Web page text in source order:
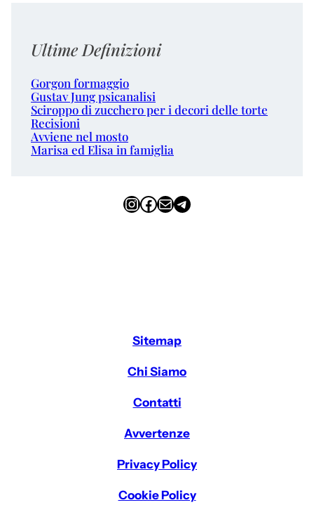
Ultime Definizioni
Gorgon formaggio
Gustav Jung psicanalisi
Sciroppo di zucchero per i decori delle torte
Recisioni
Avviene nel mosto
Marisa ed Elisa in famiglia
InstagramFacebook Email Telegram
Sitemap
Chi Siamo
Contatti
Avvertenze
Privacy Policy
Cookie Policy